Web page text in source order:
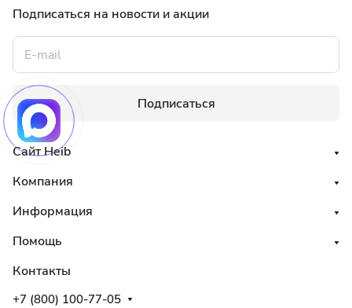
Подписаться на новости и акции
Подписаться
Сайт Heib
Компания
Информация
Помощь
Контакты
+7 (800) 100-77-05